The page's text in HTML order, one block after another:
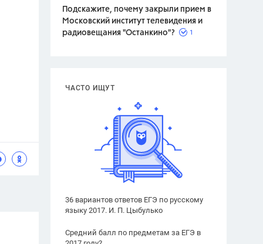
Подскажите, почему закрыли прием в
Московский институт телевидения и
радиовещания "Останкино"?
1
ЧАСТО ИЩУТ
36 вариантов ответов ЕГЭ по русскому
языку 2017. И. П. Цыбулько
Средний балл по предметам за ЕГЭ в